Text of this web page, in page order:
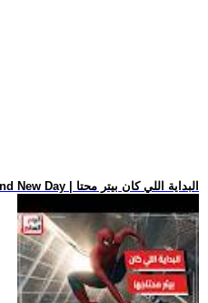
.. فيلم Spider-Man: Brand New Day | البداية اللي كان بيتر محتا